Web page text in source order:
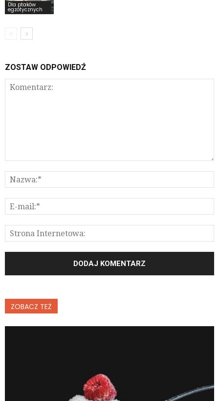
Dla ptaków
egzotycznych
ZOSTAW ODPOWIEDŹ
ZOBACZ TEŻ